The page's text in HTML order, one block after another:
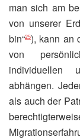
man sich am
von unserer
bin“25), kann an
von
individuellen
abhängen.
als auch der